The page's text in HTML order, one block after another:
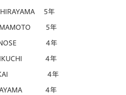
5年
5年
4年
4年
4年
4年